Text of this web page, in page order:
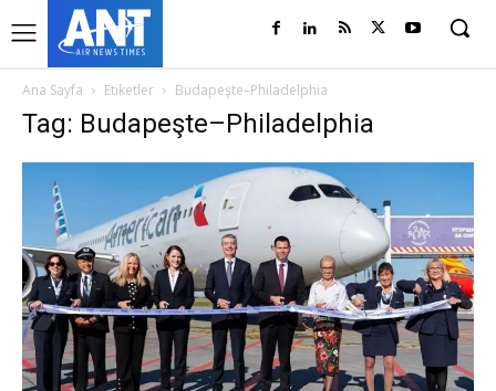
Ana Sayfa Etiketler Budapeşte–Philadelphia
Tag: Budapeşte–Philadelphia